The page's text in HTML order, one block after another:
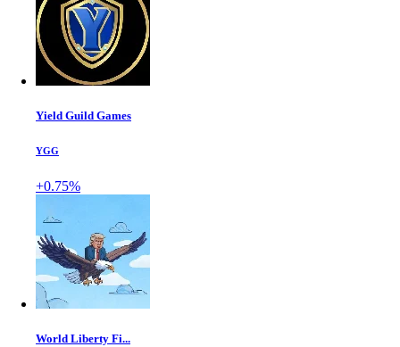
Yield Guild Games
YGG
+0.75%
World Liberty Fi...